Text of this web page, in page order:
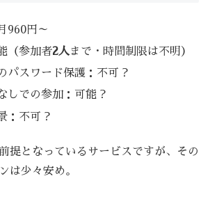
960円～
（参加者2人まで・時間制限は不明）
パスワード保護：不可？
しでの参加：可能？
：不可？
提となっているサービスですが、その
は少々安め。